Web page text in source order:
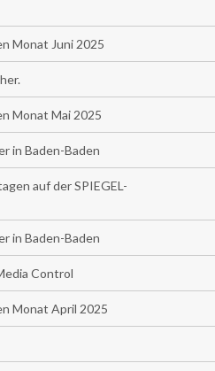
Monat Juni 2025
Monat Mai 2025
in Baden-Baden
auf der SPIEGEL-
in Baden-Baden
Control
Monat April 2025